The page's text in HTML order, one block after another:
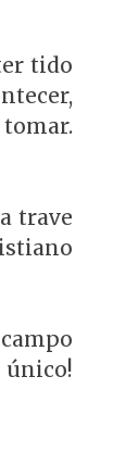
tido
trave
único!